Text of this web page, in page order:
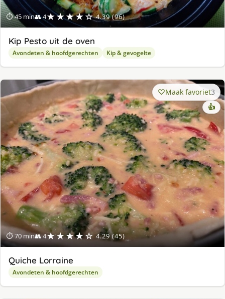
⏱ 45 min👥 4★★★★☆ 4.39 (96)
Kip Pesto uit de oven
Avondeten & hoofdgerechten Kip & gevogelte
⏱ 70 min👥 4★★★★☆ 4.29 (45)
Maak favoriet3
👍
Quiche Lorraine
Avondeten & hoofdgerechten